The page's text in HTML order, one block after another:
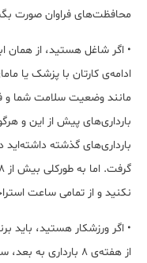
محافظت‌های فراوان صورت
• اگر شاغل هستید، از همان
ادامه‌ی کارتان با پزشک یا
مانند وضعیت سلامت شما و
بارداری‌های پیش از این و
بارداری‌های گذشته داشته‌اید
نکنید و از تمامی ساعت
• اگر ورزشکار هستید، باید
از هفته‌ی 8